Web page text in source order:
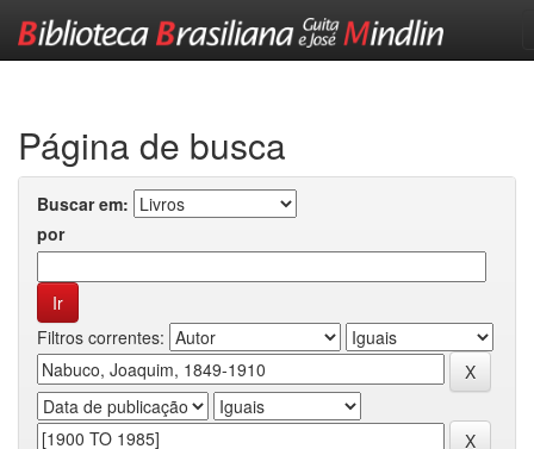
Página de busca
Buscar em:
por
Filtros correntes: